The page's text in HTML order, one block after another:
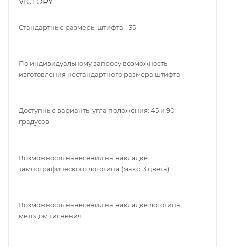
Стандартные размеры штифта - 35
По индивидуальному запросу возможность
изготовления нестандартного размера штифта
Доступные варианты угла положения: 45 и 90
градусов
Возможность нанесения на накладке
тампографического логотипа (макс. 3 цвета)
Возможность нанесения на накладке логотипа
методом тиснения